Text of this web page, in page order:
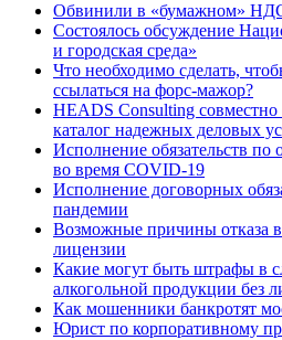
Обвинили в «бумажном»
Состоялось обсуждение
и городская среда»
Что необходимо сделать,
ссылаться на форс-мажор?
HEADS Consulting
каталог надежных деловых
Исполнение обязательств по
во время COVID-19
Исполнение договорных
пандемии
Возможные причины отказа
лицензии
Какие могут быть штрафы в
алкогольной продукции без
Как мошенники банкротят
Юрист по корпоративному